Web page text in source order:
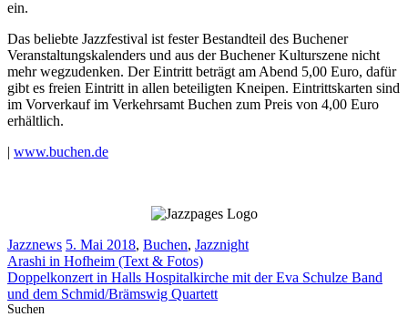
ein.
Das beliebte Jazzfestival ist fester Bestandteil des Buchener
Veranstaltungskalenders und aus der Buchener Kulturszene nicht
mehr wegzudenken. Der Eintritt beträgt am Abend 5,00 Euro, dafür
gibt es freien Eintritt in allen beteiligten Kneipen. Eintrittskarten sind
im Vorverkauf im Verkehrsamt Buchen zum Preis von 4,00 Euro
erhältlich.
| www.buchen.de
Kategorien
Jazznews Schlagwörter
5. Mai 2018, Buchen, Jazznight
Arashi in Hofheim (Text & Fotos)
Doppelkonzert in Halls Hospitalkirche mit der Eva Schulze Band
und dem Schmid/Brämswig Quartett
Suchen